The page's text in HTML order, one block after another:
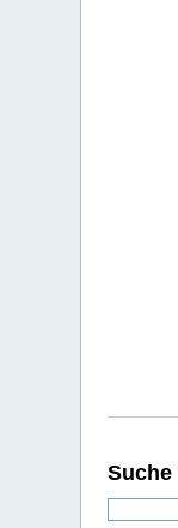
Suche